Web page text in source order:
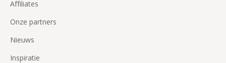
Affiliates
Onze partners
Nieuws
Inspiratie